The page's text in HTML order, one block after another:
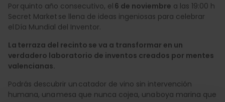
Por quinto año consecutivo, el 6 de noviembre a las 19:00 h
Secret Market se llena de ideas ingeniosas para celebrar
el Día Mundial del Inventor.
La terraza del recinto se va a transformar en un
verdadero laboratorio de inventos creados por mentes
valencianas.
Podrás descubrir un catador de vino sin intervención
humana, una mesa que nunca cojea, una boya marina que